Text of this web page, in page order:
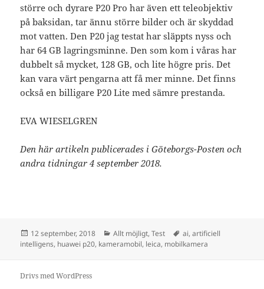
större och dyrare P20 Pro har även ett teleobjektiv
på baksidan, tar ännu större bilder och är skyddad
mot vatten. Den P20 jag testat har släppts nyss och
har 64 GB lagringsminne. Den som kom i våras har
dubbelt så mycket, 128 GB, och lite högre pris. Det
kan vara värt pengarna att få mer minne. Det finns
också en billigare P20 Lite med sämre prestanda.
EVA WIESELGREN
Den här artikeln publicerades i Göteborgs-Posten och
andra tidningar 4 september 2018.
Postat
12 september, 2018 Kategorier
Allt möjligt,Test Taggar
ai,artificiell
intelligens, huawei p20, kameramobil, leica, mobilkamera
Drivs med WordPress